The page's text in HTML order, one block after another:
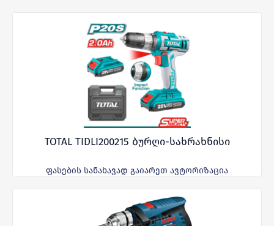
TOTAL TIDLI200215 ბურღი-სახრახნისი
ფასების სანახავად გაიარეთ ავტორიზაცია